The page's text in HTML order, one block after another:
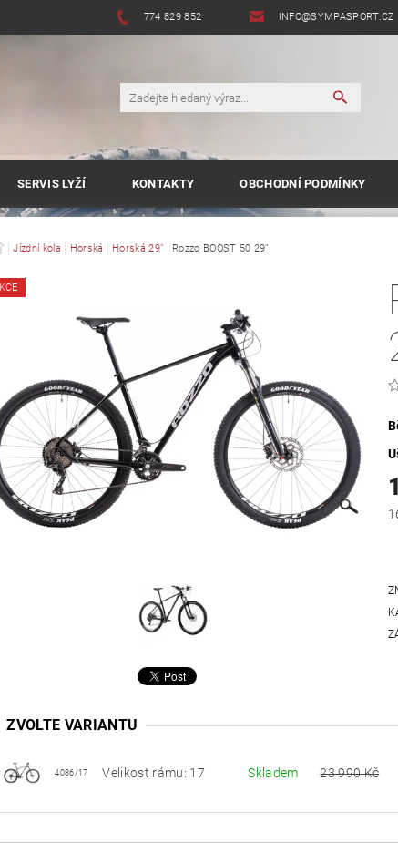
774 829 852 INFO@SYMPASPORT.CZ
SERVIS LYŽÍ KONTAKTY OBCHODNÍ PODMÍNKY
Jízdní kola Horská Horská 29" Rozzo BOOST 50 29"
ZVOLTE VARIANTU
4086/17 Velikost rámu: 17 Skladem 23 990 Kč